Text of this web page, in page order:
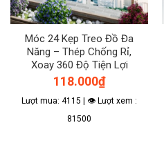
Móc 24 Kẹp Treo Đồ Đa
Năng – Thép Chống Rỉ,
Xoay 360 Độ Tiện Lợi
118.000₫
Lượt mua: 4115 | 👁 Lượt xem :
81500